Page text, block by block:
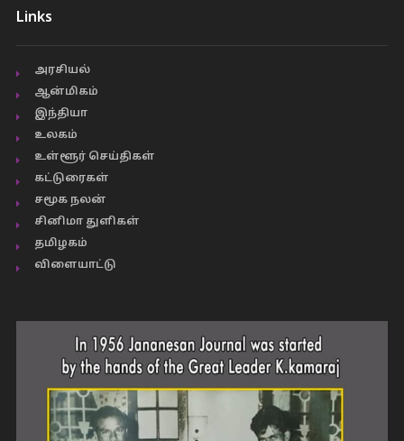
Links
அரசியல்
ஆன்மிகம்
இந்தியா
உலகம்
உள்ளூர் செய்திகள்
கட்டுரைகள்
சமூக நலன்
சினிமா துளிகள்
தமிழகம்
விளையாட்டு